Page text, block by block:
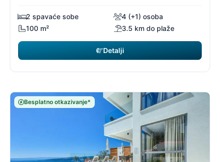
2 spavaće sobe
4 (+1) osoba
100 m²
3.5 km do plaže
Detalji
Besplatno otkazivanje*